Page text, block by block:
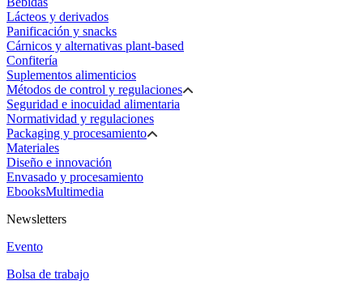
Lácteos y derivados
Panificación y snacks
Cárnicos y alternativas plant-based
Confitería
Suplementos alimenticios
Métodos de control y regulaciones
Seguridad e inocuidad alimentaria
Normatividad y regulaciones
Packaging y procesamiento
Materiales
Diseño e innovación
Envasado y procesamiento
EbooksMultimedia
Newsletters
Evento
Bolsa de trabajo